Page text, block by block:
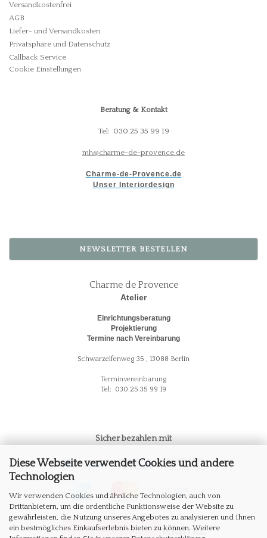
Diese Webseite verwendet Cookies und andere
Technologien
Wir verwenden Cookies und ähnliche Technologien, auch von
Drittanbietern, um die ordentliche Funktionsweise der Website zu
gewährleisten, die Nutzung unseres Angebotes zu analysieren und Ihnen
ein bestmögliches Einkaufserlebnis bieten zu können. Weitere
Versandkostenfrei
AGB
Liefer- und Versandkosten
Privatsphäre und Datenschutz
Callback Service
Cookie Einstellungen
Beratung & Kontakt
Tel: 030.25 35 99 19
mh@charme-de-provence.de
Charme-de-Provence.de
Unser Interiordesign
NEWSLETTER BESTELLEN
Charme de Provence
Atelier
Einrichtungsberatung
Projektierung
Termine nach Vereinbarung
Schwarzelfenweg 35 , 13088 Berlin
Terminvereinbarung
Tel: 030.25 35 99 19
Sicher bezahlen mit